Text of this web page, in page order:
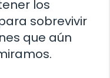
los
sobrevivir
que aún